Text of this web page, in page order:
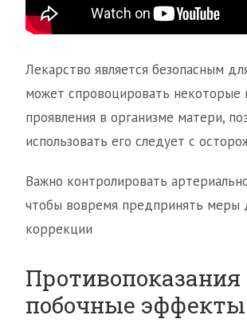
Лекарство является безопасным
может спровоцировать некоторые
проявления в организме матери,
использовать его следует с
Важно контролировать
чтобы вовремя предпринять меры
коррекции
Противопоказания
побочные эффекты